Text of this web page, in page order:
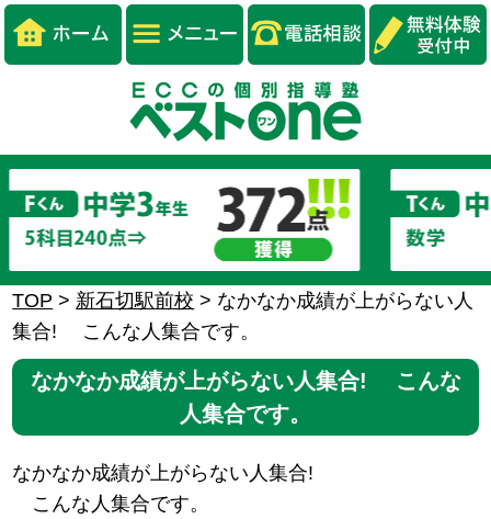
TOP > 新石切駅前校 > なかなか成績が上がらない人
集合! こんな人集合です。
なかなか成績が上がらない人集合! こんな
人集合です。
なかなか成績が上がらない人集合!
こんな人集合です。